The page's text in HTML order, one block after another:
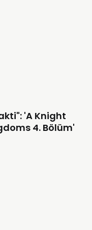
'A Knight
4. Bölüm'